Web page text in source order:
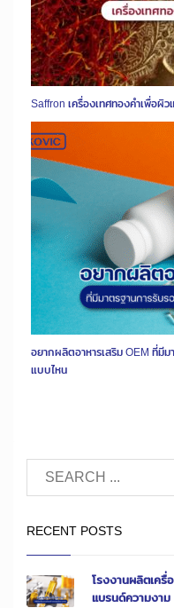
Saffron เครื่องเทศทองคำเพื่อผิ
อยากผลิตอาหารเสริม OEM ที่มี
แบบไหน
RECENT POSTS
โรงงานผลิตเครื่
แบรนด์ความงาม